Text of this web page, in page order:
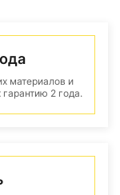
материалов и
2 года.